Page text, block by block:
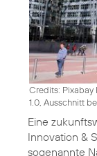
Credits:
1.0, Ausschnitt
Eine
Innovation &
sogenannte